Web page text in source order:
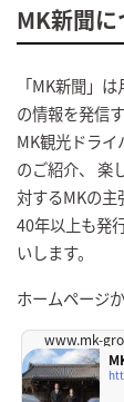
MK新聞に
「MK新聞」
の情報を発信
MK観光ドラ
のご紹介、 楽
対するMKの主
40年以上も発
いします。
ホームページ
www.mk-